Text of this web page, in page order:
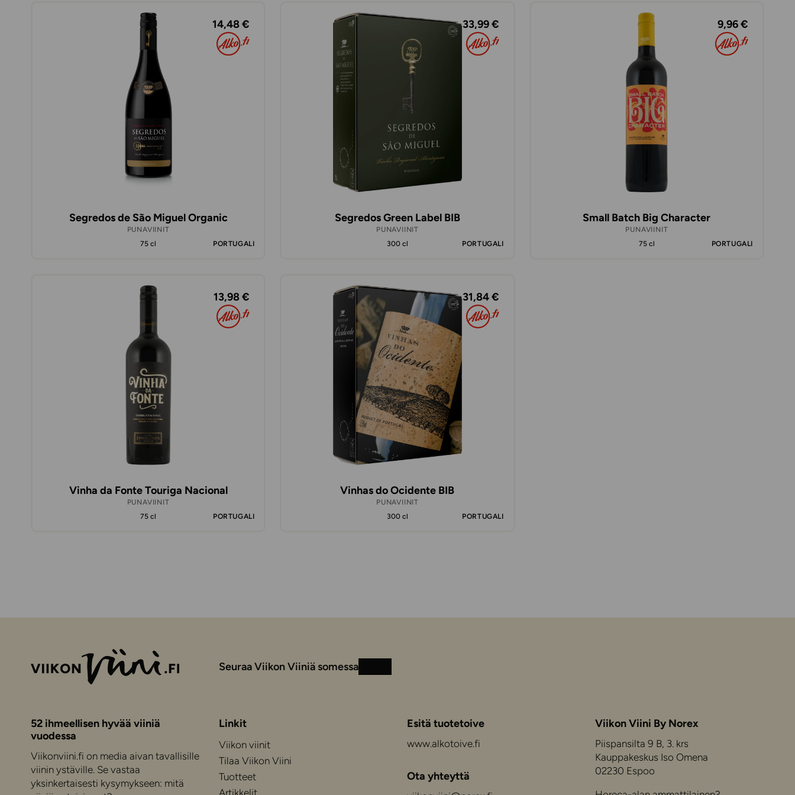
14,48 €
Segredos de São Miguel Organic
PUNAVIINIT
75 cl
PORTUGALI
33,99 €
Segredos Green Label BIB
PUNAVIINIT
300 cl
PORTUGALI
9,96 €
Small Batch Big Character
PUNAVIINIT
75 cl
PORTUGALI
13,98 €
Vinha da Fonte Touriga Nacional
PUNAVIINIT
75 cl
PORTUGALI
31,84 €
Vinhas do Ocidente BIB
PUNAVIINIT
300 cl
PORTUGALI
Seuraa Viikon Viiniä somessa InstagramFacebook
52 ihmeellisen hyvää viiniä
vuodessa
Viikonviini.fi on media aivan tavallisille
viinin ystäville. Se vastaa
yksinkertaisesti kysymykseen: mitä
Linkit
Viikon viinit
Tilaa Viikon Viini
Tuotteet
Artikkelit
Esitä tuotetoive
www.alkotoive.fi
Ota yhteyttä
Viikon Viini By Norex
Piispansilta 9 B, 3. krs
Kauppakeskus Iso Omena
02230 Espoo